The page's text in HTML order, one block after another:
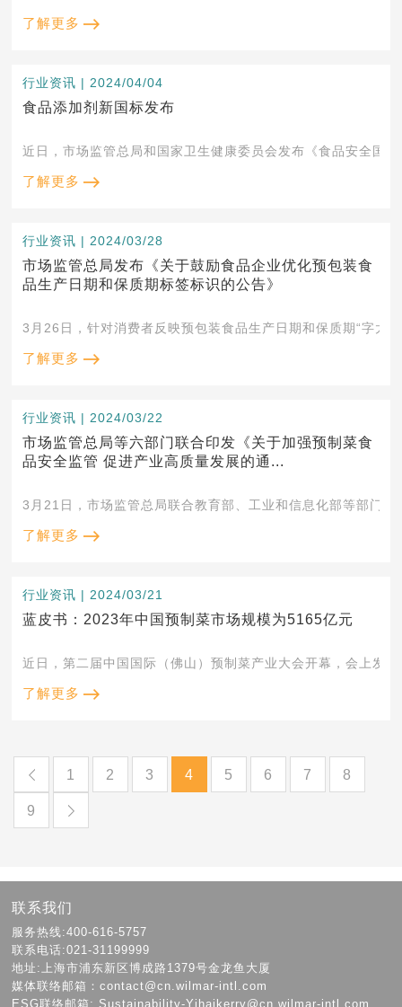
了解更多
行业资讯 | 2024/04/04
食品添加剂新国标发布
近日，市场监管总局和国家卫生健康委员会发布《食品安全国
了解更多
行业资讯 | 2024/03/28
市场监管总局发布《关于鼓励食品企业优化预包装食
品生产日期和保质期标签标识的公告》
3月26日，针对消费者反映预包装食品生产日期和保质期“字太
了解更多
行业资讯 | 2024/03/22
市场监管总局等六部门联合印发《关于加强预制菜食
品安全监管 促进产业高质量发展的通...
3月21日，市场监管总局联合教育部、工业和信息化部等部门
了解更多
行业资讯 | 2024/03/21
蓝皮书：2023年中国预制菜市场规模为5165亿元
近日，第二届中国国际（佛山）预制菜产业大会开幕，会上
了解更多
1 2 3 4 5 6 7 8
9
联系我们
服务热线:400-616-5757
联系电话:021-31199999
地址:上海市浦东新区博成路1379号金龙鱼大厦
媒体联络邮箱：contact@cn.wilmar-intl.com
ESG联络邮箱: Sustainability-Yihaikerry@cn.wilmar-intl.com